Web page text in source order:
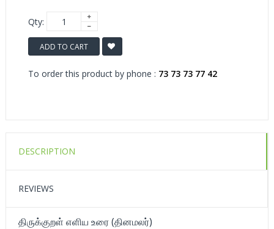
Qty:
ADD TO CART
To order this product by phone : 73 73 73 77 42
DESCRIPTION
REVIEWS
திருக்குறள் எளிய உரை (தினமலர்)